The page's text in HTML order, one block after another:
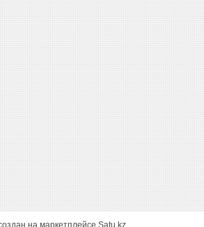
на маркетплейсе Satu.kz